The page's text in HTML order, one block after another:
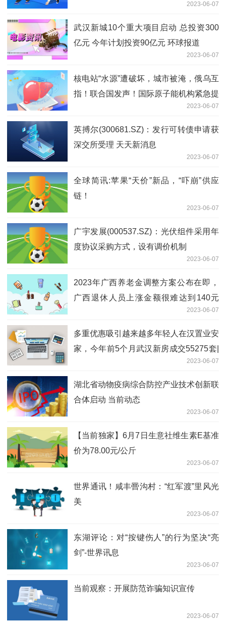
2023-06-07
武汉新城10个重大项目启动 总投资300
亿元 今年计划投资90亿元 环球报道
2023-06-07
核电站“水源”遭破坏，城市被淹，俄乌互
指！联合国发声！国际原子能机构紧急提
2023-06-07
英搏尔(300681.SZ)：发行可转债申请获
深交所受理 天天新消息
2023-06-07
全球简讯:苹果“天价”新品，“吓崩”供应
链！
2023-06-07
广宇发展(000537.SZ)：光伏组件采用年
度协议采购方式，设有调价机制
2023-06-07
2023年广西养老金调整方案公布在即，
广西退休人员上涨金额很难达到140元
2023-06-07
多重优惠吸引越来越多年轻人在汉置业安
家，今年前5个月武汉新房成交55275套|
2023-06-07
湖北省动物疫病综合防控产业技术创新联
合体启动 当前动态
2023-06-07
【当前独家】6月7日生意社维生素E基准
价为78.00元/公斤
2023-06-07
世界通讯！咸丰罾沟村：“红军渡”里风光
美
2023-06-07
东湖评论：对“按键伤人”的行为坚决“亮
剑”-世界讯息
2023-06-07
当前观察：开展防范诈骗知识宣传
2023-06-07